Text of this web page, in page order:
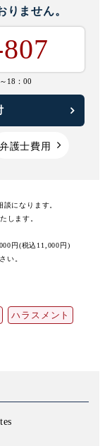
りません。
18：00
弁護士費用
になります。
します。
円(税込11,000円)
い。
ハラスメント